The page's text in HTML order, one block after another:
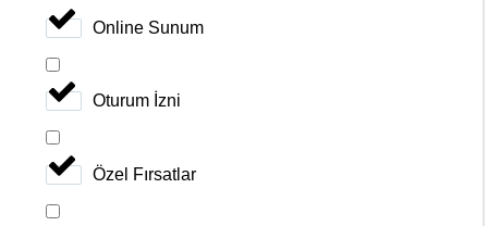
Online Sunum
Oturum İzni
Özel Fırsatlar